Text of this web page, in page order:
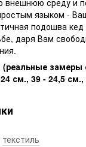
языком -
подошва
даря Вам
(реальные замеры
см., 39 - 24,5
текстиль